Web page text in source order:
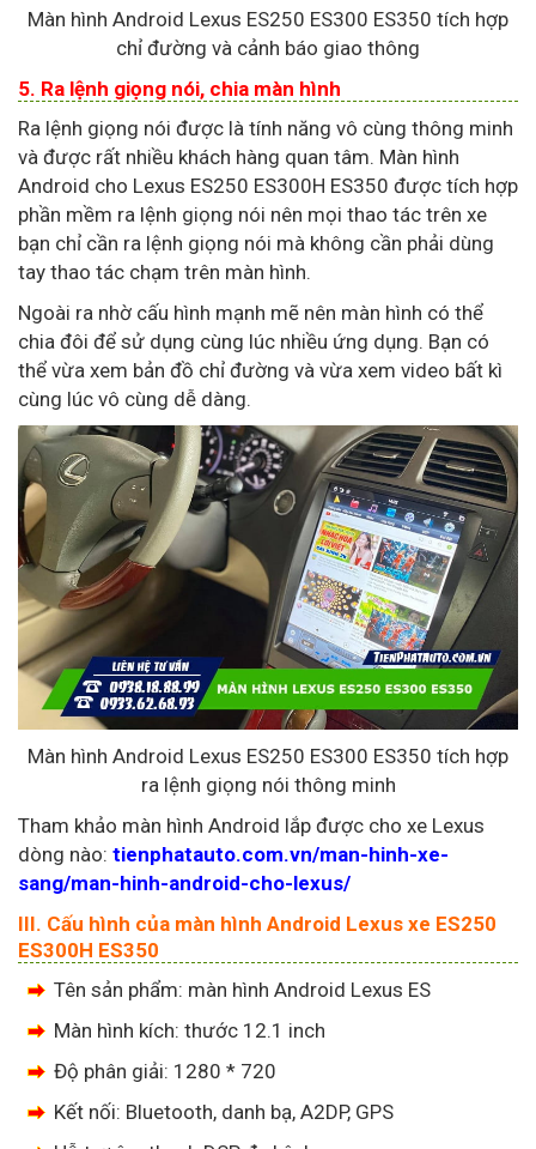
Màn hình Android Lexus ES250 ES300 ES350 tích hợp
chỉ đường và cảnh báo giao thông
5. Ra lệnh giọng nói, chia màn hình
Ra lệnh giọng nói được là tính năng vô cùng thông minh
và được rất nhiều khách hàng quan tâm. Màn hình
Android cho Lexus ES250 ES300H ES350 được tích hợp
phần mềm ra lệnh giọng nói nên mọi thao tác trên xe
bạn chỉ cần ra lệnh giọng nói mà không cần phải dùng
tay thao tác chạm trên màn hình.
Ngoài ra nhờ cấu hình mạnh mẽ nên màn hình có thể
chia đôi để sử dụng cùng lúc nhiều ứng dụng. Bạn có
thể vừa xem bản đồ chỉ đường và vừa xem video bất kì
cùng lúc vô cùng dễ dàng.
Màn hình Android Lexus ES250 ES300 ES350 tích hợp
ra lệnh giọng nói thông minh
Tham khảo màn hình Android lắp được cho xe Lexus
dòng nào: tienphatauto.com.vn/man-hinh-xe-
sang/man-hinh-android-cho-lexus/
III. Cấu hình của màn hình Android Lexus xe ES250
ES300H ES350
Tên sản phẩm: màn hình Android Lexus ES
Màn hình kích: thước 12.1 inch
Độ phân giải: 1280 * 720
Kết nối: Bluetooth, danh bạ, A2DP, GPS